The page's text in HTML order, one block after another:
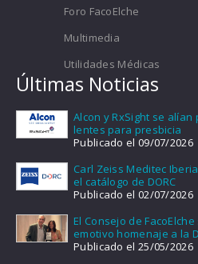
Foro FacoElche
Multimedia
Utilidades Médicas
Últimas Noticias
Alcon y RxSight se
lentes para presbicia
Publicado el 09/07/2026
Carl Zeiss Meditec
el catálogo de DORC
Publicado el 02/07/2026
El Consejo de
emotivo homenaje a la
Publicado el 25/05/2026